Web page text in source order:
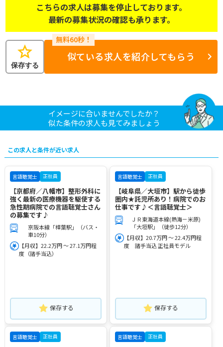
こちらの求人は募集を停止しております。
最新の募集状況の確認も承ります。
star
保存する
似ている求人を紹介してもらう
イメージに合いませんでしたか？
似た条件の求人も見てみましょう
この求人と条件が近い求人
言語聴覚士 正社員
【京都府／八幡市】整形外科に
強く最新の医療機器を駆使する
急性期病院での言語聴覚士さん
の募集です♪
京阪本線「樟葉駅」（バス・
車10分）
【月収】22.2万円 ～ 27.1万円程
度（諸手当込）
保存する
言語聴覚士 正社員
【岐阜県／大垣市】駅から徒歩
圏内★託児所あり！病院でのお
仕事です♪＜言語聴覚士＞
ＪＲ東海道本線(熱海－米原)
「大垣駅」（徒歩12分）
【月収】20.7万円 ～ 22.4万円程
度 諸手当込 正社員モデル
保存する
言語聴覚士 正社員 言語聴覚士 正社員